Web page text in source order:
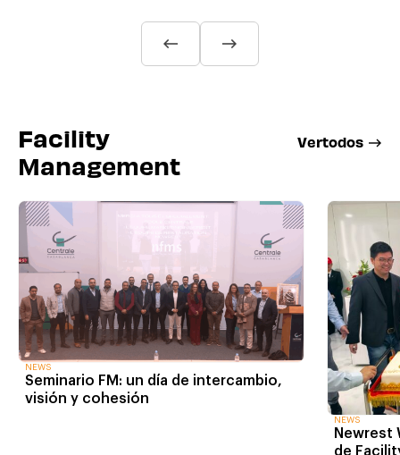
Facility
Management
Vertodos
NEWS
Seminario FM: un día de intercambio,
visión y cohesión
NEWS
Newrest
de